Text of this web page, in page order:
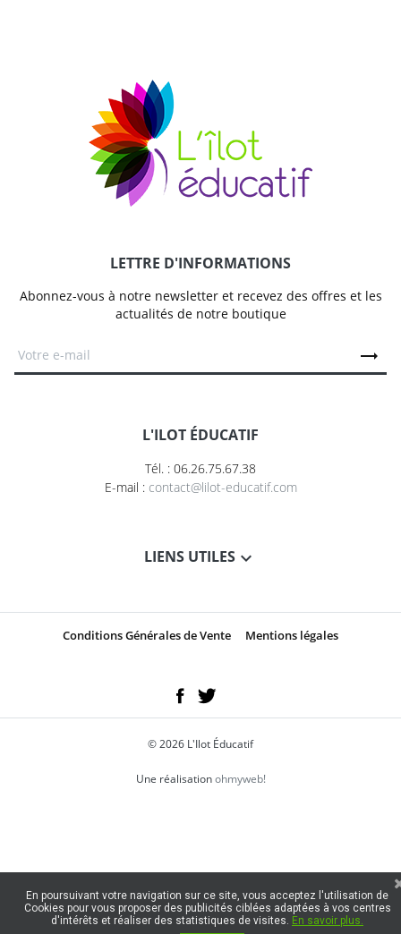
L'ILOT ÉDUCATIF
Tél. : 06.26.75.67.38
E-mail : contact@lilot-educatif.com
LIENS UTILES
LETTRE D'INFORMATIONS
Abonnez-vous à notre newsletter et recevez des offres et les
actualités de notre boutique
Conditions Générales de Vente Mentions légales
© 2026 L'Ilot Éducatif
Une réalisation ohmyweb!
En poursuivant votre navigation sur ce site, vous acceptez l'utilisation de
Cookies pour vous proposer des publicités ciblées adaptées à vos centres
d'intérêts et réaliser des statistiques de visites. En savoir plus.